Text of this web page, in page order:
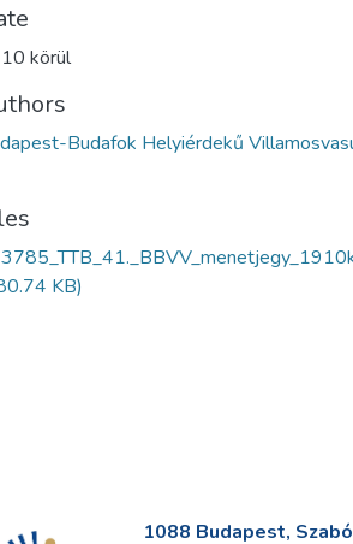
körül
Budafok Helyiérdekű
KB)
1088 Budapest,